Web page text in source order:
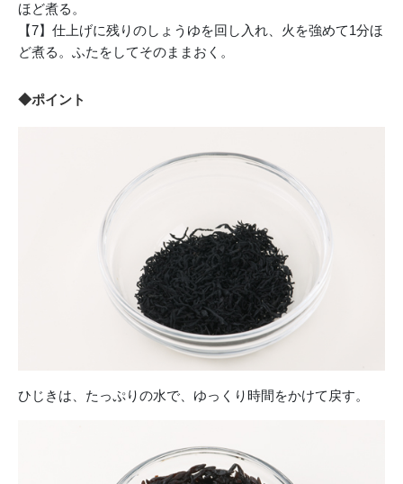
ほど煮る。
【7】仕上げに残りのしょうゆを回し入れ、火を強めて1分ほ
ど煮る。ふたをしてそのままおく。
◆ポイント
ひじきは、たっぷりの水で、ゆっくり時間をかけて戻す。